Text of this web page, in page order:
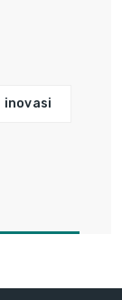
inovasi